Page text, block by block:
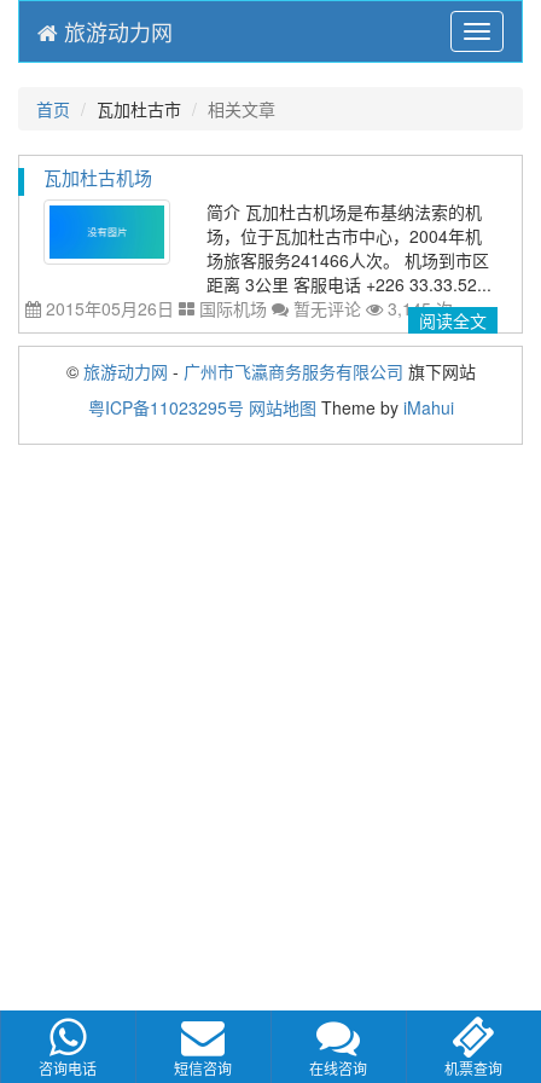
Menu
旅游动力网
首页 瓦加杜古市 相关文章
瓦加杜古机场
简介 瓦加杜古机场是布基纳法索的机
场，位于瓦加杜古市中心，2004年机
场旅客服务241466人次。 机场到市区
距离 3公里 客服电话 +226 33.33.52...
2015年05月26日
国际机场 暂无评论 3,145 次阅读全文
© 旅游动力网 - 广州市飞瀛商务服务有限公司 旗下网站
粤ICP备11023295号 网站地图 Theme by iMahui
咨询电话 短信咨询 在线咨询 机票查询